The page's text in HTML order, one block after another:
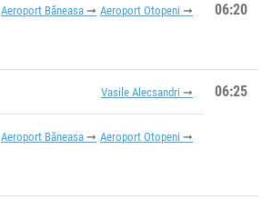
Aeroport Băneasa Aeroport Otopeni 06:20
Vasile Alecsandri 06:25
Aeroport Băneasa Aeroport Otopeni